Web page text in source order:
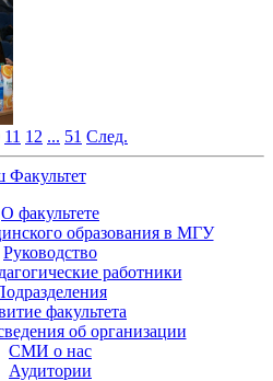
11 12 ... 51 След.
Факультет
О факультете
образования в МГУ
Руководство
работники
факультета
об организации
СМИ о нас
Аудитории